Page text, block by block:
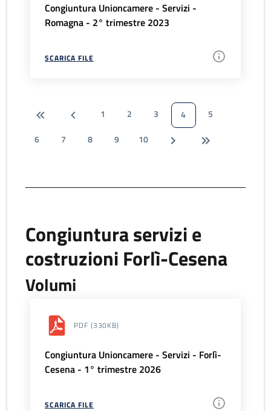
Congiuntura Unioncamere - Servizi -
Romagna - 2° trimestre 2023
SCARICA FILE
1 2 3 4
5
6
7 8 9 10
Congiuntura servizi e
costruzioni Forlì-Cesena
Volumi
PDF (330KB)
Congiuntura Unioncamere - Servizi - Forlì-
Cesena - 1° trimestre 2026
SCARICA FILE